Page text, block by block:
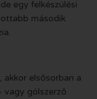
egy felkészülési
második
akkor elsősorban a
vagy gólszerző